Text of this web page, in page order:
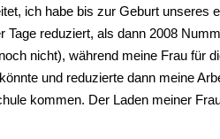
ich habe bis zur Geburt unseres
reduziert, als dann 2008
nicht), während meine Frau für
und reduzierte dann meine
kommen. Der Laden meiner